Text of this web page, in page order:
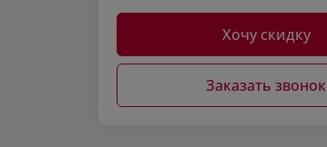
Хочу скидку
Заказать звонок